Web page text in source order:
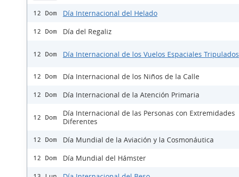
12 Dom Día Internacional del Helado
12 Dom Día del Regaliz
12 Dom Día Internacional de los Vuelos Espaciales Tripulados
12 Dom Día Internacional de los Niños de la Calle
12 Dom Día Internacional de la Atención Primaria
12 Dom
Día Internacional de las Personas con Extremidades
Diferentes
12 Dom Día Mundial de la Aviación y la Cosmonáutica
12 Dom Día Mundial del Hámster